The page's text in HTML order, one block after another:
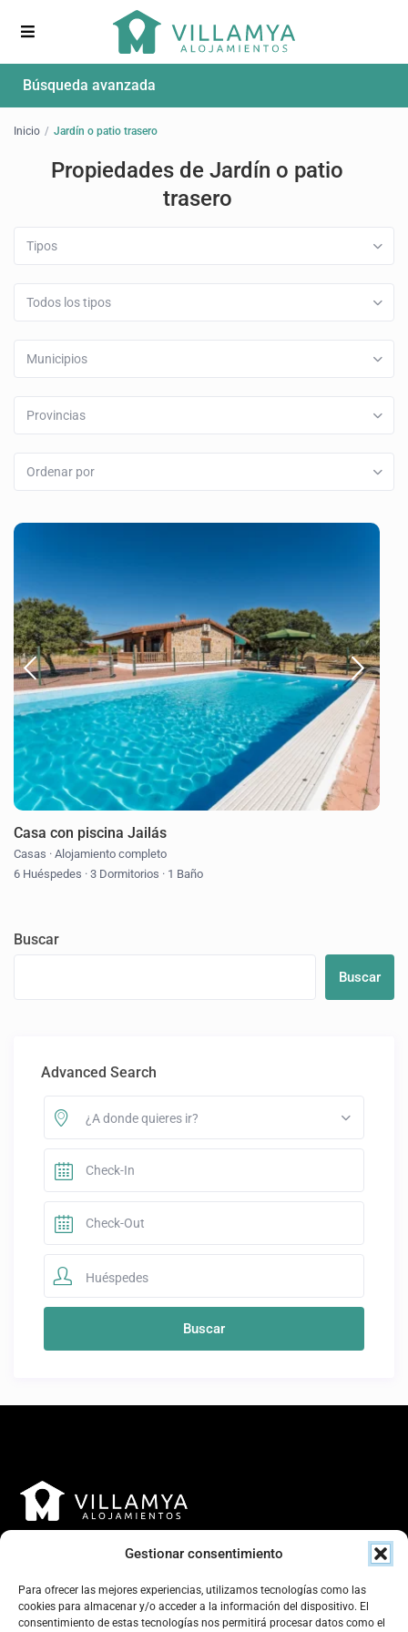
Gestionar consentimiento
Para ofrecer las mejores experiencias, utilizamos tecnologías como las
cookies para almacenar y/o acceder a la información del dispositivo. El
consentimiento de estas tecnologías nos permitirá procesar datos como el
Búsqueda avanzada
Inicio Jardín o patio trasero
Propiedades de Jardín o patio
trasero
Tipos
Todos los tipos
Municipios
Provincias
Ordenar por
Casa con piscina Jailás
Casas · Alojamiento completo
6 Huéspedes · 3 Dormitorios · 1 Baño
Buscar
Buscar
Advanced Search
¿A donde quieres ir?
Huéspedes